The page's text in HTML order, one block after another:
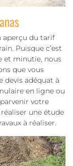
aperçu du tarif
Puisque c’est
et minutie, nous
que vous
devis adéquat à
en ligne ou
votre
une étude
à réaliser.